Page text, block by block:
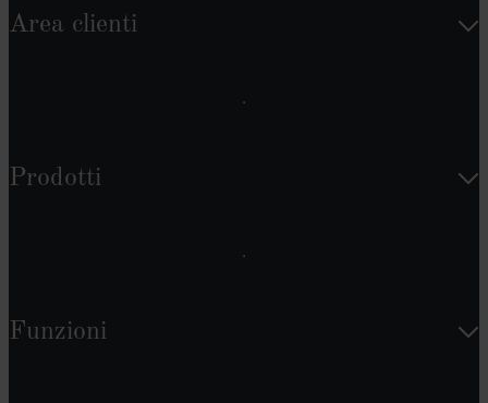
Area clienti
Prodotti
Funzioni